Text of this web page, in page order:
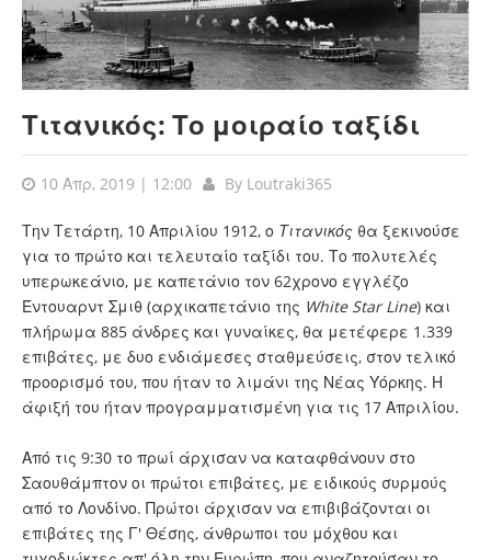
Τιτανικός: Το μοιραίο ταξίδι
10 Απρ, 2019 | 12:00 By Loutraki365
Την Τετάρτη, 10 Απριλίου 1912, ο Τιτανικός θα ξεκινούσε
για το πρώτο και τελευταίο ταξίδι του. Το πολυτελές
υπερωκεάνιο, με καπετάνιο τον 62χρονο εγγλέζο
Έντουαρντ Σμιθ (αρχικαπετάνιο της White Star Line) και
πλήρωμα 885 άνδρες και γυναίκες, θα μετέφερε 1.339
επιβάτες, με δυο ενδιάμεσες σταθμεύσεις, στον τελικό
προορισμό του, που ήταν το λιμάνι της Νέας Υόρκης. Η
άφιξή του ήταν προγραμματισμένη για τις 17 Απριλίου.
Από τις 9:30 το πρωί άρχισαν να καταφθάνουν στο
Σαουθάμπτον οι πρώτοι επιβάτες, με ειδικούς συρμούς
από το Λονδίνο. Πρώτοι άρχισαν να επιβιβάζονται οι
επιβάτες της Γ' Θέσης, άνθρωποι του μόχθου και